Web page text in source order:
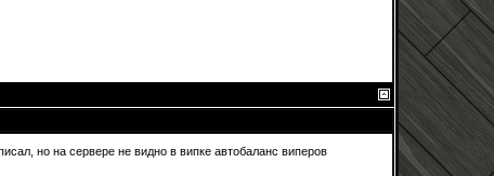
но на сервере не видно в випке автобаланс виперов